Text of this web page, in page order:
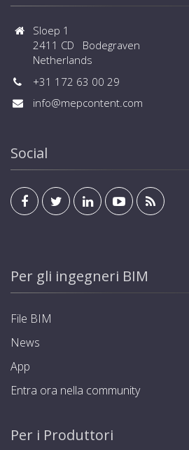
Sloep 1
2411 CD Bodegraven
Netherlands
+31 172 63 00 29
info@mepcontent.com
Social
Per gli ingegneri BIM
File BIM
News
App
Entra ora nella community
Per i Produttori